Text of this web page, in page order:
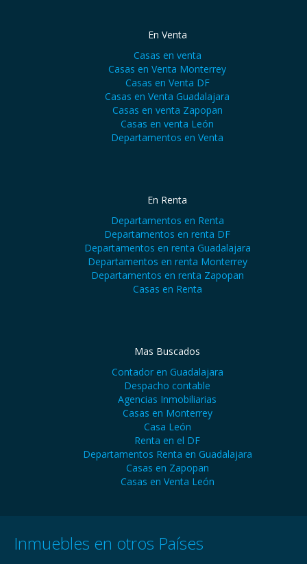
En Venta
Casas en venta
Casas en Venta Monterrey
Casas en Venta DF
Casas en Venta Guadalajara
Casas en venta Zapopan
Casas en venta León
Departamentos en Venta
En Renta
Departamentos en Renta
Departamentos en renta DF
Departamentos en renta Guadalajara
Departamentos en renta Monterrey
Departamentos en renta Zapopan
Casas en Renta
Mas Buscados
Contador en Guadalajara
Despacho contable
Agencias Inmobiliarias
Casas en Monterrey
Casa León
Renta en el DF
Departamentos Renta en Guadalajara
Casas en Zapopan
Casas en Venta León
Inmuebles en otros Países